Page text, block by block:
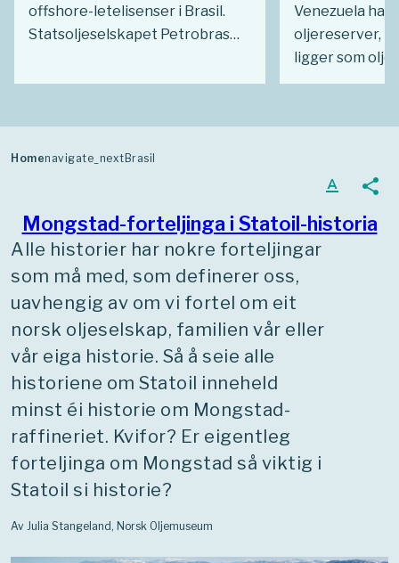
offshore-letelisenser i Brasil.
Statsoljeselskapet Petrobras
oljeutvinning i landet, men da
ønsket myndighetene å
tiltrekke seg utenlandsk
vann. For Statoil var det en
strategisk god mulighet. Tjue år
senere har Brasil blitt et av
selskapets viktigste
internasjonale satsingsområder
innen olje og gass såvel som en
begynnende satsing på
solenergi.
Venezuela har
oljereserver,
ligger som
vært engasjert
Politiske
tross for at
oljeprodusent
fattigdom og
Homenavigate_nextBrasil
Mongstad-forteljinga i Statoil-historia
text_format share
Alle historier har nokre forteljingar
som må med, som definerer oss,
uavhengig av om vi fortel om eit
norsk oljeselskap, familien vår eller
vår eiga historie. Så å seie alle
historiene om Statoil inneheld
minst éi historie om Mongstad-
raffineriet. Kvifor? Er eigentleg
forteljinga om Mongstad så viktig i
Statoil si historie?
Av Julia Stangeland, Norsk Oljemuseum